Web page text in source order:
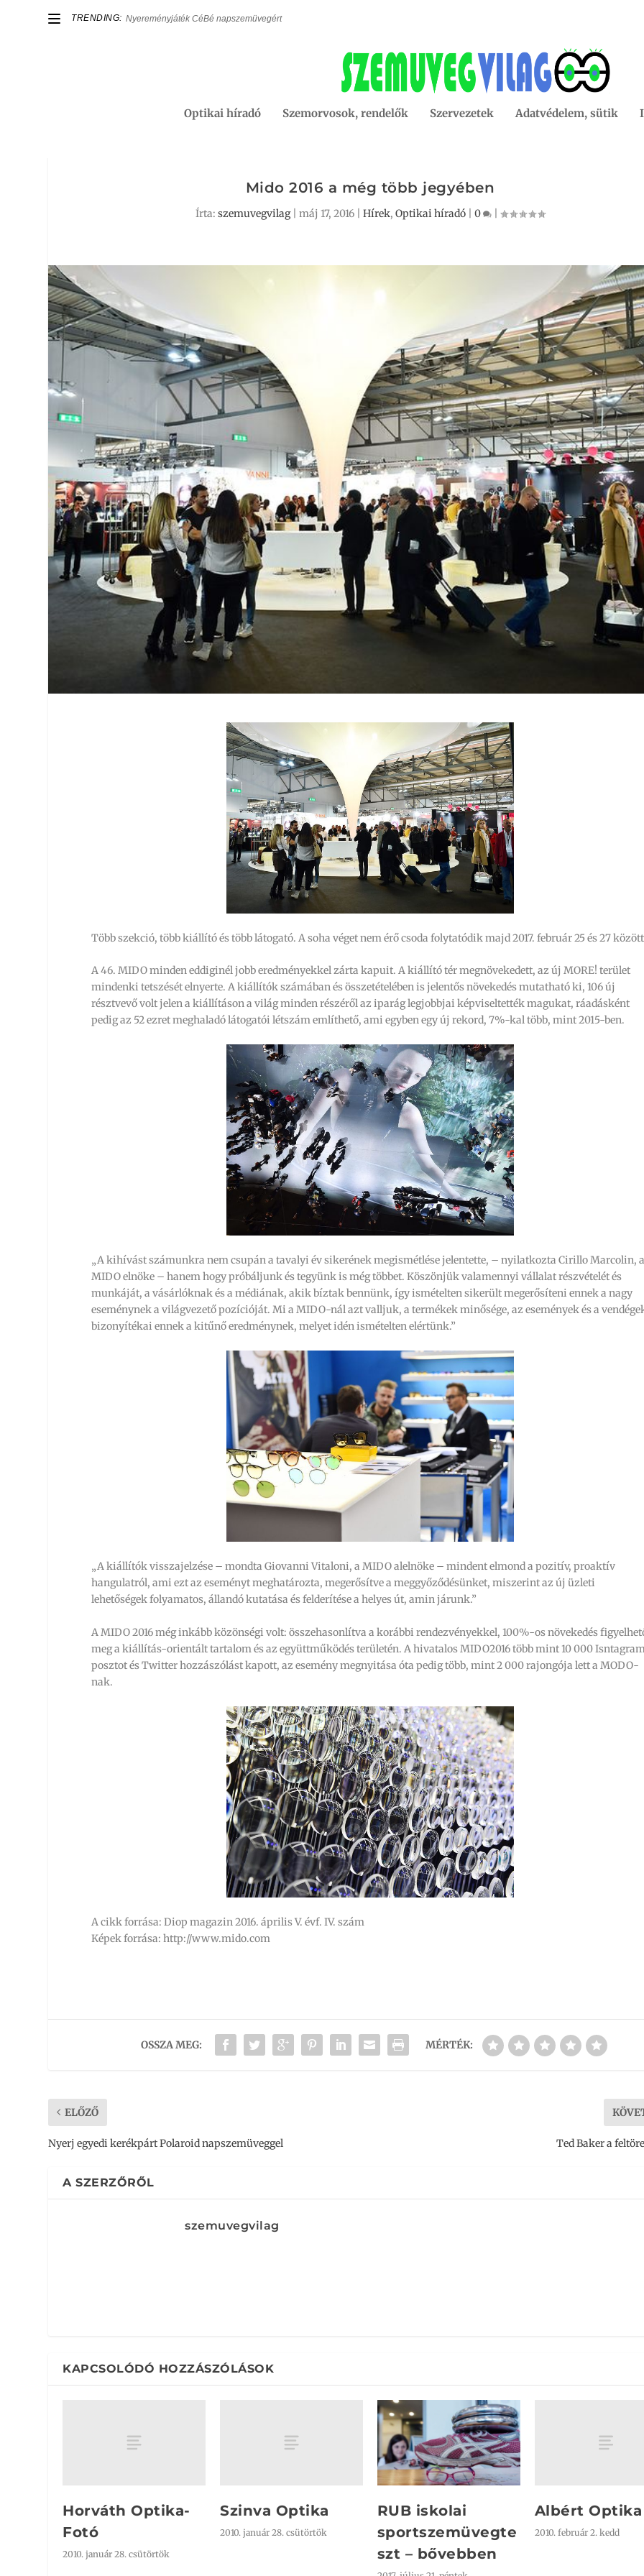
TRENDING: Nyereményjáték CéBé napszemüvegért
Optikai híradó Szemorvosok, rendelők Szervezetek Adatvédelem, sütik
Mido 2016 a még több jegyében
Írta: szemuvegvilag| máj 17, 2016| Hírek, Optikai híradó| 0 |
Több szekció, több kiállító és több látogató. A soha véget nem érő csoda folytatódik majd 2017. február 25 és 27
A 46. MIDO minden eddiginél jobb eredményekkel zárta kapuit. A kiállító tér megnövekedett, az új MORE! terület
mindenki tetszését elnyerte. A kiállítók számában és összetételében is jelentős növekedés mutatható ki, 106 új
résztvevő volt jelen a kiállításon a világ minden részéről az iparág legjobbjai képviseltették magukat, ráadásként
pedig az 52 ezret meghaladó látogatói létszám említhető, ami egyben egy új rekord, 7%-kal több, mint 2015-ben.
„A kihívást számunkra nem csupán a tavalyi év sikerének megismétlése jelentette, – nyilatkozta Cirillo Marcolin,
MIDO elnöke – hanem hogy próbáljunk és tegyünk is még többet. Köszönjük valamennyi vállalat részvételét és
munkáját, a vásárlóknak és a médiának, akik bíztak bennünk, így ismételten sikerült megerősíteni ennek a nagy
eseménynek a világvezető pozícióját. Mi a MIDO-nál azt valljuk, a termékek minősége, az események és a
bizonyítékai ennek a kitűnő eredménynek, melyet idén ismételten elértünk.”
„A kiállítók visszajelzése – mondta Giovanni Vitaloni, a MIDO alelnöke – mindent elmond a pozitív, proaktív
hangulatról, ami ezt az eseményt meghatározta, megerősítve a meggyőződésünket, miszerint az új üzleti
lehetőségek folyamatos, állandó kutatása és felderítése a helyes út, amin járunk.”
A MIDO 2016 még inkább közönségi volt: összehasonlítva a korábbi rendezvényekkel, 100%-os növekedés
meg a kiállítás-orientált tartalom és az együttműködés területén. A hivatalos MIDO2016 több mint 10 000
posztot és Twitter hozzászólást kapott, az esemény megnyitása óta pedig több, mint 2 000 rajongója lett a MODO-
nak.
A cikk forrása: Diop magazin 2016. április V. évf. IV. szám
Képek forrása: http://www.mido.com
OSSZA MEG: MÉRTÉK:
ELŐZŐ
Nyerj egyedi kerékpárt Polaroid napszemüveggel Ted Baker a
A SZERZŐRŐL
szemuvegvilag
KAPCSOLÓDÓ HOZZÁSZÓLÁSOK
Horváth Optika-
Fotó
2010. január 28. csütörtök
Szinva Optika
2010. január 28. csütörtök
RUB iskolai
sportszemüvegte
szt – bővebben
Albért Optika
2010. február 2. kedd